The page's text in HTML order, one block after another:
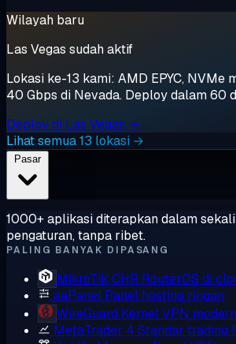
Wilayah baru
Las Vegas sudah aktif
Lokasi ke-13 kami: AMD EPYC, NVMe
40 Gbps di Nevada. Deploy dalam 60
Deploy di Las Vegas →
Lihat semua 13 lokasi →
Pasar
1000+ aplikasi diterapkan dalam
pengaturan, tanpa ribet.
PALING BANYAK DIPASANG
MikroTik CHR RouterOS di
aaPanel Panel hosting ringan
WireGuard Kernel VPN
MetaTrader 4 Standar trading